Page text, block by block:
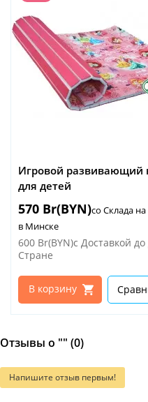
Игровой развивающий
для детей
570 Br(BYN)со Склада
в Минске
600 Br(BYN)с Доставкой
Стране
В корзину
Отзывы о "" (0)
Напишите отзыв первым!